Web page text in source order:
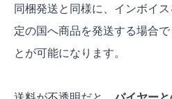
同梱発送と同様に、インボイ
定の国へ商品を発送する場合
とが可能になります。